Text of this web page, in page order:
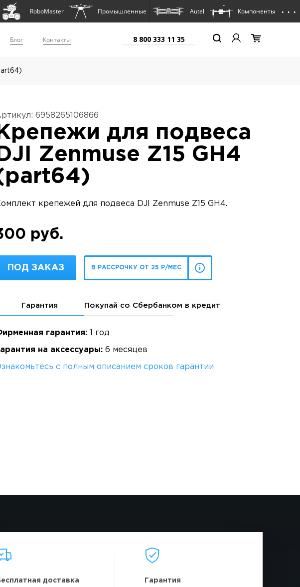
RoboMaster Промышленные Autel Компоненты . . .
Блог Контакты 8 800 333 11 35
6958265106866
Крепежи для подвеса
DJI Zenmuse Z15 GH4
крепежей для подвеса DJI Zenmuse Z15 GH4.
руб.
ПОД ЗАКАЗ В РАССРОЧКУ ОТ 25 Р/МЕС
Гарантия Покупай со Сбербанком в кредит
гарантия:1 год
на аксессуары:6 месяцев
с полным описанием сроков гарантии
доставка Гарантия